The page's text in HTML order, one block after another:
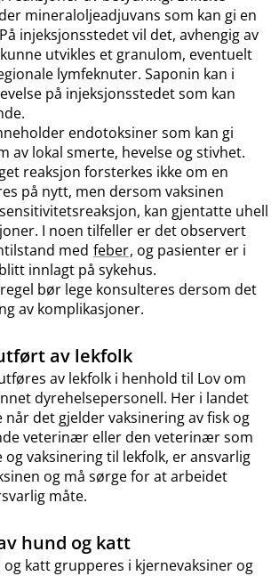
mineraloljeadjuvans som kan gi en
injeksjonsstedet vil det, avhengig av
utvikles et granulom, eventuelt
lymfeknuter. Saponin kan i
på injeksjonsstedet som kan
endotoksiner som kan gi
av lokal smerte, hevelse og stivhet.
reaksjon forsterkes ikke om en
på nytt, men dersom vaksinen
kan gjentatte uhell
I noen tilfeller er det observert
med feber, og pasienter er i
innlagt på sykehus.
bør lege konsulteres dersom det
av komplikasjoner.
av lekfolk
av lekfolk i henhold til Lov om
dyrehelsepersonell. Her i landet
det gjelder vaksinering av fisk og
veterinær eller den veterinær som
og vaksinering til lekfolk, er ansvarlig
og må sørge for at arbeidet
måte.
hund og katt
katt grupperes i kjernevaksiner og